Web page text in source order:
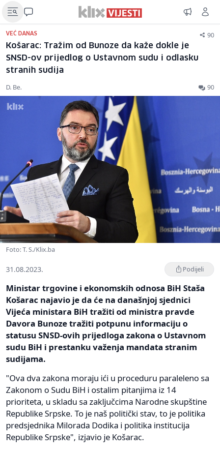
VEĆ DANAS 90
Košarac: Tražim od Bunoze da kaže dokle je
SNSD-ov prijedlog o Ustavnom sudu i odlasku
stranih sudija
D. Be. 90
Foto: T. S./Klix.ba
31.08.2023. Podijeli
Ministar trgovine i ekonomskih odnosa BiH Staša
Košarac najavio je da će na današnjoj sjednici
Vijeća ministara BiH tražiti od ministra pravde
Davora Bunoze tražiti potpunu informaciju o
statusu SNSD-ovih prijedloga zakona o Ustavnom
sudu BiH i prestanku važenja mandata stranim
sudijama.
"Ova dva zakona moraju ići u proceduru paraleleno sa
Zakonom o Sudu BiH i ostalim pitanjima iz 14
prioriteta, u skladu sa zaključcima Narodne skupštine
Republike Srpske. To je naš politički stav, to je politika
predsjednika Milorada Dodika i politika institucija
Republike Srpske", izjavio je Košarac.